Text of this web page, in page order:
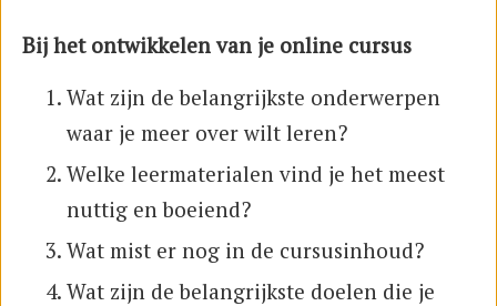
Bij het ontwikkelen van je online cursus
Wat zijn de belangrijkste onderwerpen
waar je meer over wilt leren?
Welke leermaterialen vind je het meest
nuttig en boeiend?
Wat mist er nog in de cursusinhoud?
Wat zijn de belangrijkste doelen die je